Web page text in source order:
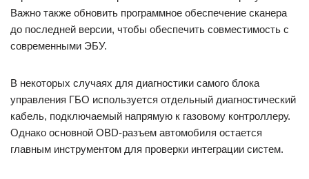
Важно также обновить программное обеспечение сканера
до последней версии, чтобы обеспечить совместимость с
современными ЭБУ.
В некоторых случаях для диагностики самого блока
управления ГБО используется отдельный диагностический
кабель, подключаемый напрямую к газовому контроллеру.
Однако основной OBD-разъем автомобиля остается
главным инструментом для проверки интеграции систем.